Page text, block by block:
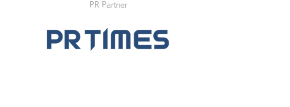
PR Partner